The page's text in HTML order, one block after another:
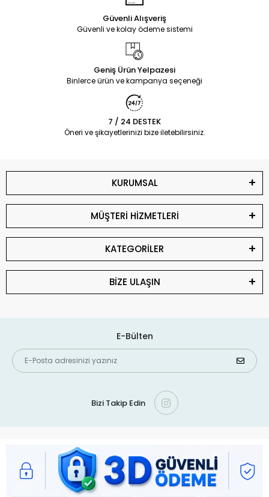
Güvenli Alışveriş
Güvenli ve kolay ödeme sistemi
Geniş Ürün Yelpazesi
Binlerce ürün ve kampanya seçeneği
7 / 24 DESTEK
Öneri ve şikayetlerinizi bize iletebilirsiniz.
KURUMSAL
MÜŞTERİ HİZMETLERİ
KATEGORİLER
BİZE ULAŞIN
E-Bülten
Bizi Takip Edin